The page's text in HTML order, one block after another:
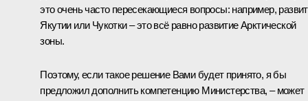
это очень часто пересекающиеся вопросы: например,
Якутии или Чукотки – это всё равно развитие Арктической
зоны.
Поэтому, если такое решение Вами будет принято, я бы
предложил дополнить компетенцию Министерства, – может